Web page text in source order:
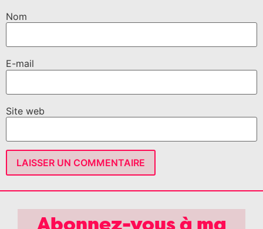
Nom
E-mail
Site web
Abonnez-vous à ma